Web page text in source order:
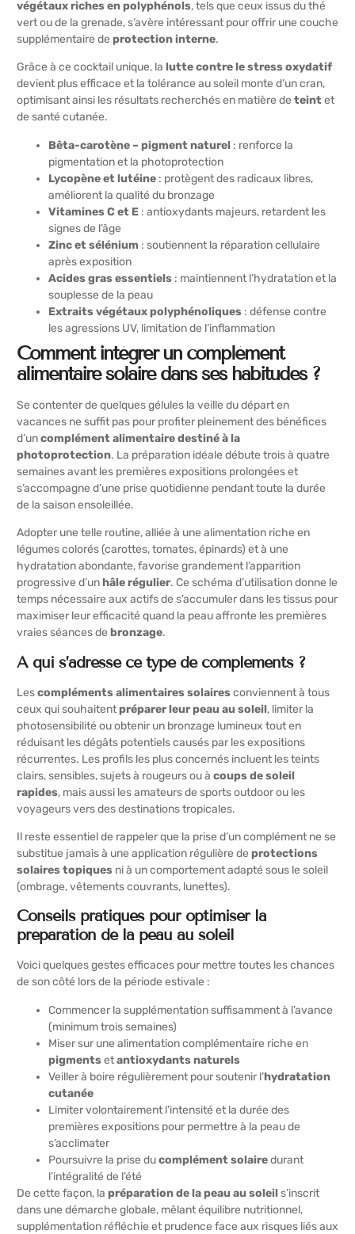
végétaux riches en polyphénols, tels que ceux issus du thé
vert ou de la grenade, s’avère intéressant pour offrir une couche
supplémentaire de protection interne.
Grâce à ce cocktail unique, la lutte contre le stress oxydatif
devient plus efficace et la tolérance au soleil monte d’un cran,
optimisant ainsi les résultats recherchés en matière de teintet
de santé cutanée.
Bêta-carotène – pigment naturel : renforce la
pigmentation et la photoprotection
Lycopène et lutéine : protègent des radicaux libres,
améliorent la qualité du bronzage
Vitamines C et E : antioxydants majeurs, retardent les
signes de l’âge
Zinc et sélénium : soutiennent la réparation cellulaire
après exposition
Acides gras essentiels : maintiennent l’hydratation et la
souplesse de la peau
Extraits végétaux polyphénoliques : défense contre
les agressions UV, limitation de l’inflammation
Comment intégrer un complément
alimentaire solaire dans ses habitudes ?
Se contenter de quelques gélules la veille du départ en
vacances ne suffit pas pour profiter pleinement des bénéfices
d’uncomplément alimentaire destiné à la
photoprotection. La préparation idéale débute trois à quatre
semaines avant les premières expositions prolongées et
s’accompagne d’une prise quotidienne pendant toute la durée
de la saison ensoleillée.
Adopter une telle routine, alliée à une alimentation riche en
légumes colorés (carottes, tomates, épinards) et à une
hydratation abondante, favorise grandement l’apparition
progressive d’unhâle régulier. Ce schéma d’utilisation donne le
temps nécessaire aux actifs de s’accumuler dans les tissus pour
maximiser leur efficacité quand la peau affronte les premières
vraies séances de bronzage.
À qui s’adresse ce type de compléments ?
Lescompléments alimentaires solairesconviennent à tous
ceux qui souhaitentpréparer leur peau au soleil, limiter la
photosensibilité ou obtenir un bronzage lumineux tout en
réduisant les dégâts potentiels causés par les expositions
récurrentes. Les profils les plus concernés incluent les teints
clairs, sensibles, sujets à rougeurs ou à coups de soleil
rapides, mais aussi les amateurs de sports outdoor ou les
voyageurs vers des destinations tropicales.
Il reste essentiel de rappeler que la prise d’un complément ne se
substitue jamais à une application régulière de protections
solaires topiques ni à un comportement adapté sous le soleil
(ombrage, vêtements couvrants, lunettes).
Conseils pratiques pour optimiser la
préparation de la peau au soleil
Voici quelques gestes efficaces pour mettre toutes les chances
de son côté lors de la période estivale :
Commencer la supplémentation suffisamment à l’avance
(minimum trois semaines)
Miser sur une alimentation complémentaire riche en
pigmentsetantioxydants naturels
Veiller à boire régulièrement pour soutenir l’hydratation
cutanée
Limiter volontairement l’intensité et la durée des
premières expositions pour permettre à la peau de
s’acclimater
Poursuivre la prise ducomplément solairedurant
l’intégralité de l’été
De cette façon, la préparation de la peau au soleils’inscrit
dans une démarche globale, mêlant équilibre nutritionnel,
supplémentation réfléchie et prudence face aux risques liés aux